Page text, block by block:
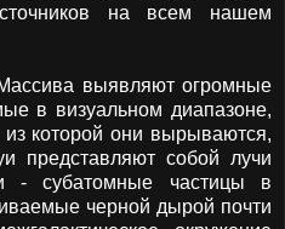
на всем нашем
выявляют огромные
в визуальном диапазоне,
из которой они вырываются,
представляют собой лучи
- субатомные частицы в
черной дырой почти